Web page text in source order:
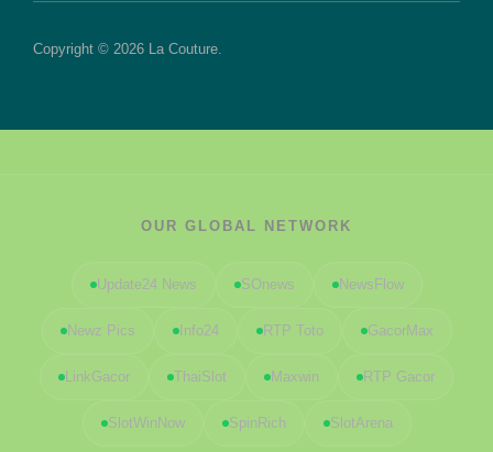
Copyright © 2026 La Couture.
OUR GLOBAL NETWORK
Update24 News SOnews NewsFlow
Newz Pics Info24 RTP Toto GacorMax
LinkGacor ThaiSlot Maxwin RTP Gacor
SlotWinNow SpinRich SlotArena